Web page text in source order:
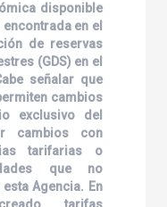
disponible
en el
de reservas
(GDS) en el
señalar que
cambios
exclusivo del
cambios con
tarifarias o
que no
Agencia. En